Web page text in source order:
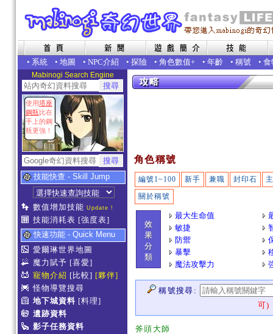
• 系統 • 地圖 • NPC介紹 • 探險 • 角色數值+ • 年齡 • 稱號 • 食
Mabinogi Search Engine
使用塔座
鋼瓶比在
手上的鋼
瓶更強！
技能快查 - Skill Jump
數值增加技能 Update !
技能消耗表 [強度表]
快速功能 - Quick Menu
愛爾琳世界地圖
魔力賦予 [喜愛]
寵物介紹 [比較] [夥伴]
怪物導覽搜尋
地下城資料 [料理]
遺跡資料
影子任務資料
角色稱號
編號1~100 新手 兼職 封印石
關於稱號
效
果
分
類
最大生命值
敏捷
防禦
暴擊
魔法攻擊力
稱號搜尋:
可)
斧頭大師